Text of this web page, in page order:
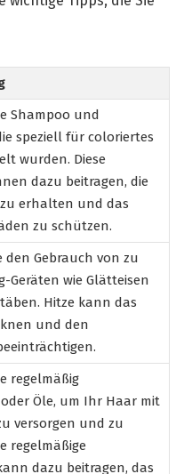
Shampoo und
speziell für coloriertes
wurden. Diese
dazu beitragen, die
erhalten und das
zu schützen.
den Gebrauch von zu
Geräten wie Glätteisen
Hitze kann das
und den
regelmäßig
Öle, um Ihr Haar mit
versorgen und zu
regelmäßige
dazu beitragen, das